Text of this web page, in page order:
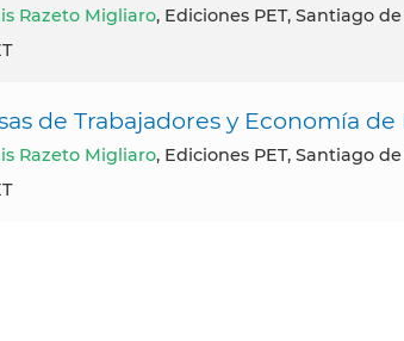
Razeto Migliaro, Ediciones PET, Santiago de
de Trabajadores y Economía de
Razeto Migliaro, Ediciones PET, Santiago de